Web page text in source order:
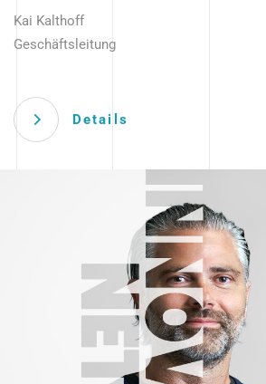
Kai Kalthoff
Geschäftsleitung
Details